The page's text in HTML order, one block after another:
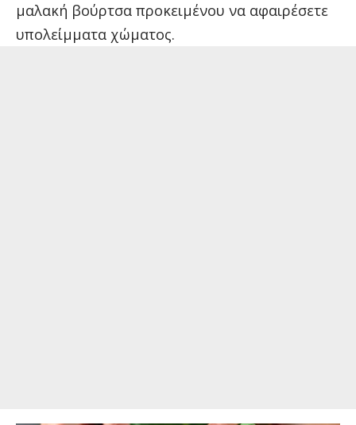
μαλακή βούρτσα προκειμένου να αφαιρέσετε
υπολείμματα χώματος.